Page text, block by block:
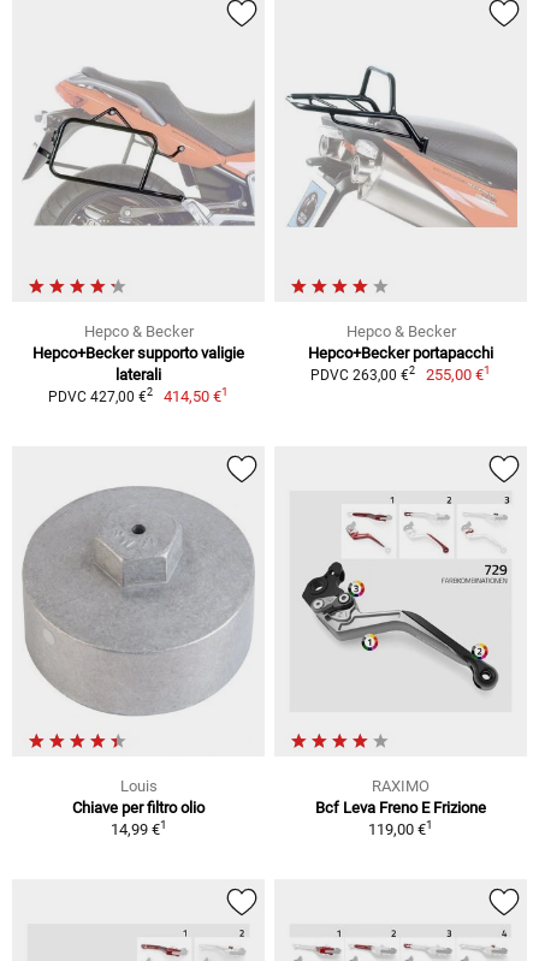
Hepco & Becker
Hepco+Becker supporto valigie
laterali
PDVC 427,00 €2 414,50 €1
Hepco & Becker
Hepco+Becker portapacchi
PDVC 263,00 €2 255,00 €1
Louis
Chiave per filtro olio
14,99 €1
RAXIMO
Bcf Leva Freno E Frizione
119,00 €1